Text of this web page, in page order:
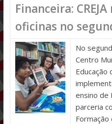
Financeira:
oficinas no
No
Centro
Educação
ensino de
parceria
Formação